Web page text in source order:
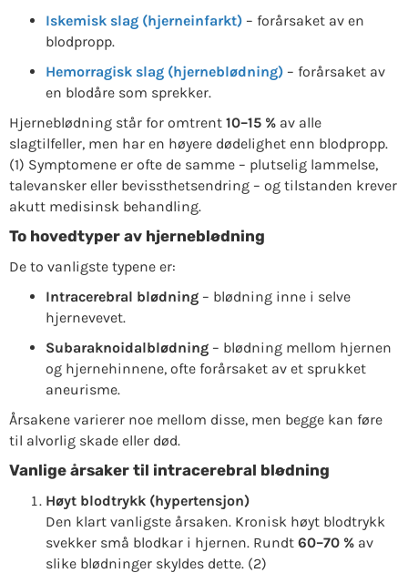
Iskemisk slag (hjerneinfarkt)– forårsaket av en
blodpropp.
Hemorragisk slag (hjerneblødning)– forårsaket av
en blodåre som sprekker.
Hjerneblødning står for omtrent 10–15 %av alle
slagtilfeller, men har en høyere dødelighet enn blodpropp.
(1) Symptomene er ofte de samme – plutselig lammelse,
talevansker eller bevissthetsendring – og tilstanden krever
akutt medisinsk behandling.
To hovedtyper av hjerneblødning
De to vanligste typene er:
Intracerebral blødning– blødning inne i selve
hjernevevet.
Subaraknoidalblødning– blødning mellom hjernen
og hjernehinnene, ofte forårsaket av et sprukket
aneurisme.
Årsakene varierer noe mellom disse, men begge kan føre
til alvorlig skade eller død.
Vanlige årsaker til intracerebral blødning
Høyt blodtrykk (hypertensjon)
Den klart vanligste årsaken. Kronisk høyt blodtrykk
svekker små blodkar i hjernen. Rundt 60–70 %av
slike blødninger skyldes dette. (2)